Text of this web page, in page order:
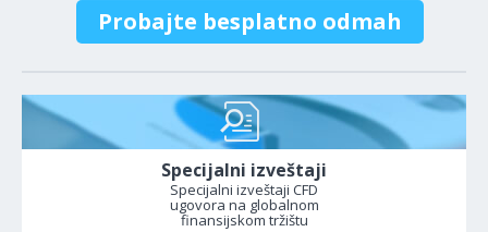
Probajte besplatno odmah
Specijalni izveštaji
Specijalni izveštaji CFD
ugovora na globalnom
finansijskom tržištu